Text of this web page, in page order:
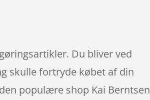
Du bliver ved
skulle fortryde købet af din
populære shop Kai Berntsen